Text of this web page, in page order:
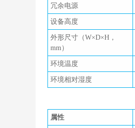
冗余电源
设备高度
外形尺寸（W×D×H，
mm）
环境温度
环境相对湿度
属性